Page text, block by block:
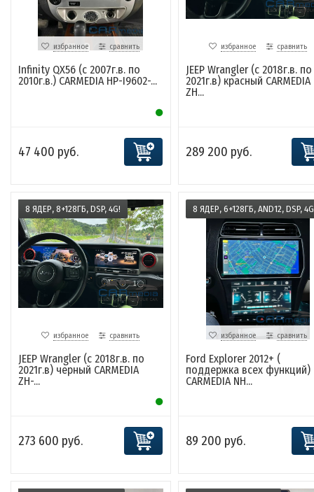
избранное сравнить
Infinity QX56 (с 2007г.в. по
2010г.в.) CARMEDIA HP-I9602-...
47 400 руб.
избранное сравнить
JEEP Wrangler (с 2018г.в. по
2021г.в) красный CARMEDIA
ZH...
289 200 руб.
8 ЯДЕР, 8+128ГБ, DSP, 4G!
избранное сравнить
JEEP Wrangler (с 2018г.в. по
2021г.в) черный CARMEDIA
ZH-...
273 600 руб.
8 ЯДЕР, 6+128ГБ, AND12, DSP,
избранное сравнить
Ford Explorer 2012+ (
поддержка всех функций)
CARMEDIA NH...
89 200 руб.